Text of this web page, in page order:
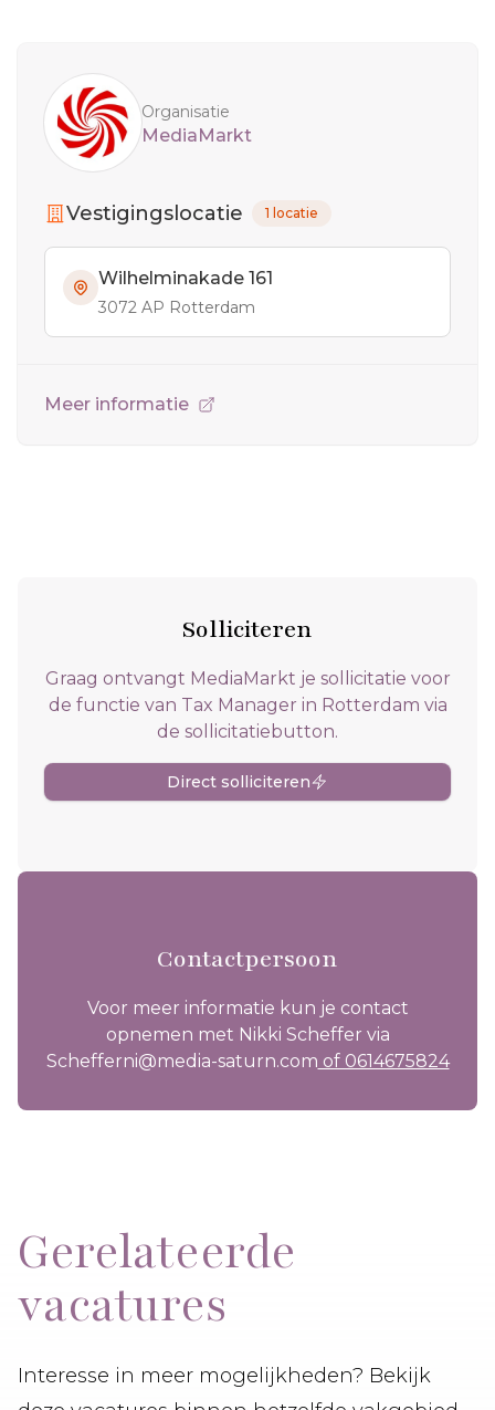
Organisatie
MediaMarkt
Vestigingslocatie 1 locatie
Wilhelminakade 161
3072 AP Rotterdam
Meer informatie
Solliciteren
Graag ontvangt MediaMarkt je sollicitatie voor
de functie van Tax Manager in Rotterdam via
de sollicitatiebutton.
Direct solliciteren
Contactpersoon
Voor meer informatie kun je contact
opnemen met Nikki Scheffer via
Schefferni@media-saturn.com of 0614675824
Gerelateerde
vacatures
Interesse in meer mogelijkheden? Bekijk